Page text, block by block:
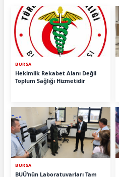
BURSA
Hekimlik Rekabet Alanı Değil
Toplum Sağlığı Hizmetidir
BURSA
BUÜ’nün Laboratuvarları Tam